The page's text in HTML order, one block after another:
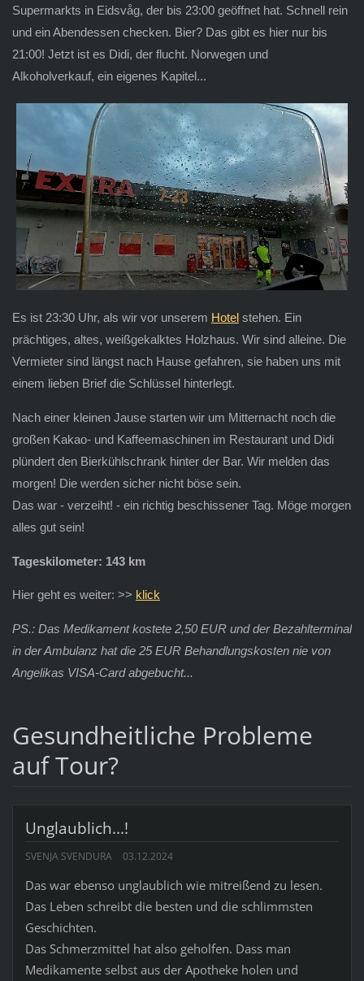
Supermarkts in Eidsvåg, der bis 23:00 geöffnet hat. Schnell rein
und ein Abendessen checken. Bier? Das gibt es hier nur bis
21:00! Jetzt ist es Didi, der flucht. Norwegen und
Alkoholverkauf, ein eigenes Kapitel...
Es ist 23:30 Uhr, als wir vor unserem Hotelstehen. Ein
prächtiges, altes, weißgekalktes Holzhaus. Wir sind alleine. Die
Vermieter sind längst nach Hause gefahren, sie haben uns mit
einem lieben Brief die Schlüssel hinterlegt.
Nach einer kleinen Jause starten wir um Mitternacht noch die
großen Kakao- und Kaffeemaschinen im Restaurant und Didi
plündert den Bierkühlschrank hinter der Bar. Wir melden das
morgen! Die werden sicher nicht böse sein.
Das war - verzeiht! - ein richtig beschissener Tag. Möge morgen
alles gut sein!
Tageskilometer: 143 km
Hier geht es weiter: >> klick
PS.: Das Medikament kostete 2,50 EUR und der Bezahlterminal
in der Ambulanz hat die 25 EUR Behandlungskosten nie von
Angelikas VISA-Card abgebucht...
Gesundheitliche Probleme
auf Tour?
Unglaublich...!
SVENJA SVENDURA 03.12.2024
Das war ebenso unglaublich wie mitreißend zu lesen.
Das Leben schreibt die besten und die schlimmsten
Geschichten.
Das Schmerzmittel hat also geholfen. Dass man
Medikamente selbst aus der Apotheke holen und